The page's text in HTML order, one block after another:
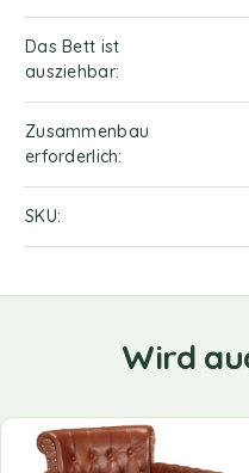
Das Bett ist
ausziehbar
Zusammenbau
erforderlich
SKU
Wird